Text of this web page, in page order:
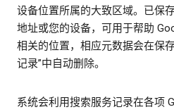
设备位置所属的大致区域。已保
地址或您的设备，可用于帮助
相关的位置，相应元数据会在保
记录”中自动删除。
系统会利用搜索服务记录在各项